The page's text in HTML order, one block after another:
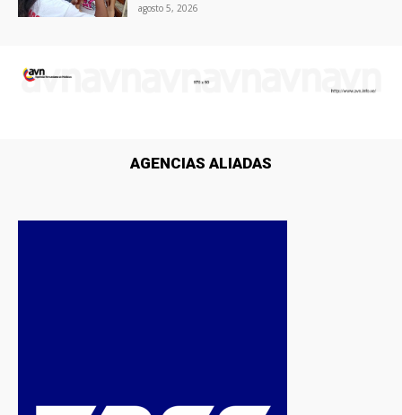
agosto 5, 2026
AGENCIAS ALIADAS